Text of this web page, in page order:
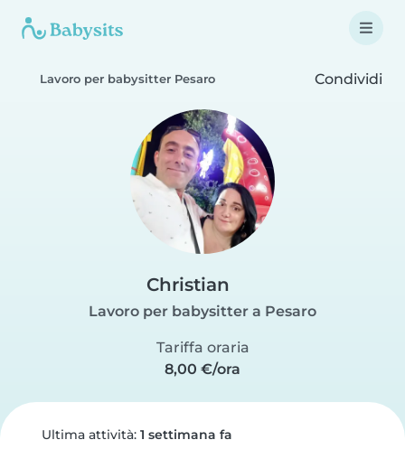
Lavoro per babysitter Pesaro Condividi
Christian
Lavoro per babysitter a Pesaro
Tariffa oraria
8,00 €/ora
Ultima attività: 1 settimana fa